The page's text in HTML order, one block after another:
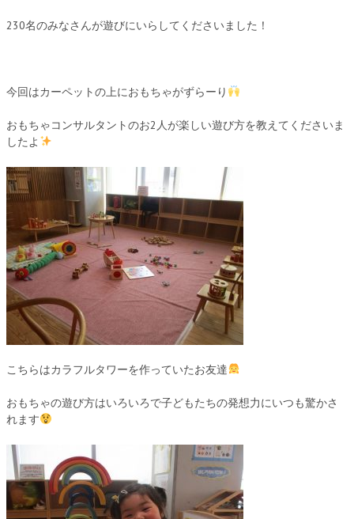
230名のみなさんが遊びにいらしてくださいました！
今回はカーペットの上におもちゃがずらーり
おもちゃコンサルタントのお2人が楽しい遊び方を教えてくださいま
したよ
こちらはカラフルタワーを作っていたお友達
おもちゃの遊び方はいろいろで子どもたちの発想力にいつも驚かさ
れます